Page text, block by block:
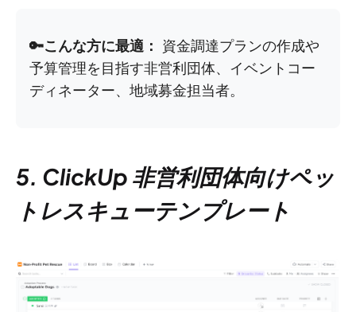
🔑こんな方に最適：
資金調達プランの作成や
予算管理を目指す非営利団体、イベントコー
ディネーター、地域募金担当者。
5. ClickUp 非営利団体向けペッ
トレスキューテンプレート